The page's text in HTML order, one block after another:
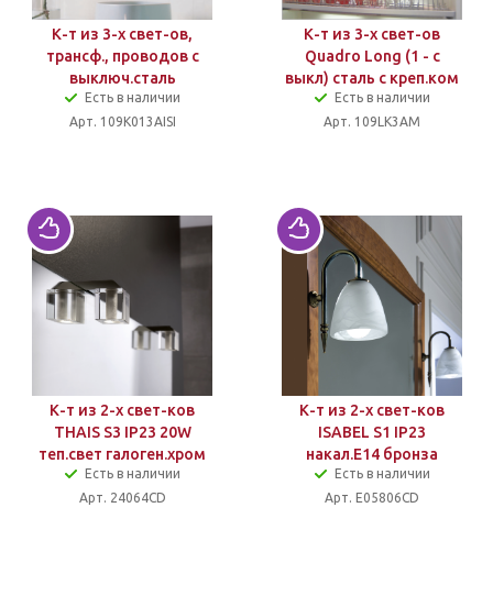
К-т из 3-х свет-ов,
трансф., проводов с
выключ.сталь
Есть в наличии
Арт. 109K013AISI
К-т из 3-х свет-ов
Quadro Long (1 - с
выкл) сталь с креп.ком
Есть в наличии
Арт. 109LK3AM
К-т из 2-х свет-ков
THAIS S3 IP23 20W
теп.свет галоген.хром
Есть в наличии
Арт. 24064CD
К-т из 2-х свет-ков
ISABEL S1 IP23
накал.E14 бронза
Есть в наличии
Арт. E05806CD